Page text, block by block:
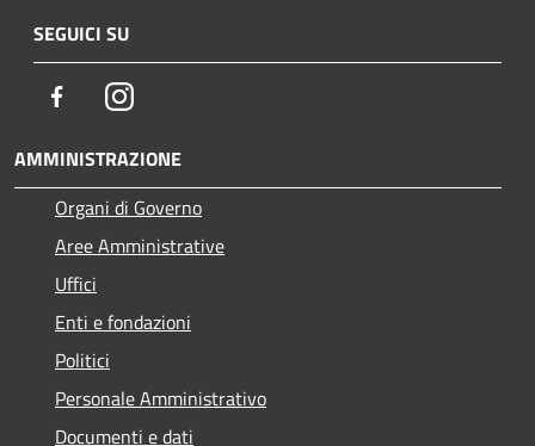
SEGUICI SU
FacebookInstagram
AMMINISTRAZIONE
Organi di Governo
Aree Amministrative
Uffici
Enti e fondazioni
Politici
Personale Amministrativo
Documenti e dati